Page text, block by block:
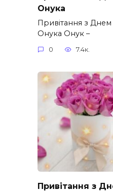
Онука
Привітання з
Онука Онук –
0 7.4к.
Привітання з